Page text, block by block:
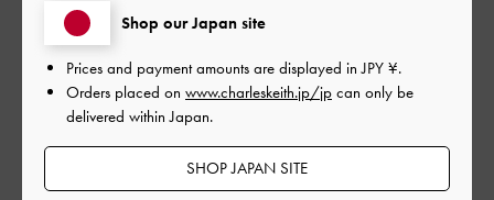
けてみると意外と馴染みます。可愛いです。
サイズ: その他（シューズ以外）
デザイン
Shop our Japan site
Prices and payment amounts are displayed inJPY ¥.
Orders placed on www.charleskeith.jp/jp can only be
delivered within Japan.
SHOP JAPAN SITE